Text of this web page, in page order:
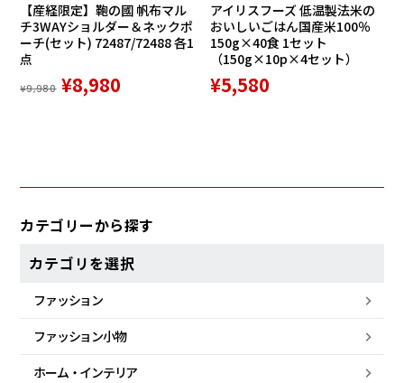
カテゴリーから探す
カテゴリを選択
ファッション
ファッション小物
ホーム・ インテリア
【産経限定】鞄の國 帆布マル
チ3WAYショルダー＆ネックポ
ーチ(セット) 72487/72488 各1
点
¥9,980 ¥8,980
アイリスフーズ 低温製法米の
おいしいごはん国産米100％
150g×40食 1セット
（150g×10p×4セット）
¥5,580